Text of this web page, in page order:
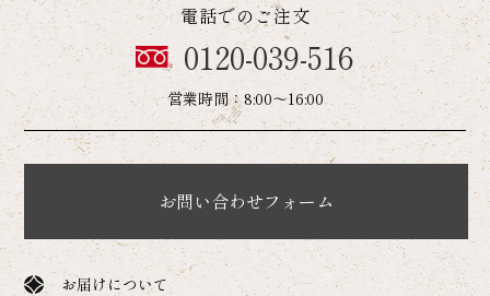
電話でのご注文
0120-039-516
営業時間：8:00～16:00
お問い合わせフォーム
お届けについて